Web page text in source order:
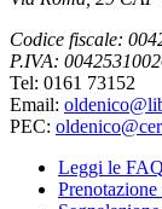
Codice fiscale:
P.IVA:
Tel: 0161 73152
Email:
PEC:
Leggi le FAQ